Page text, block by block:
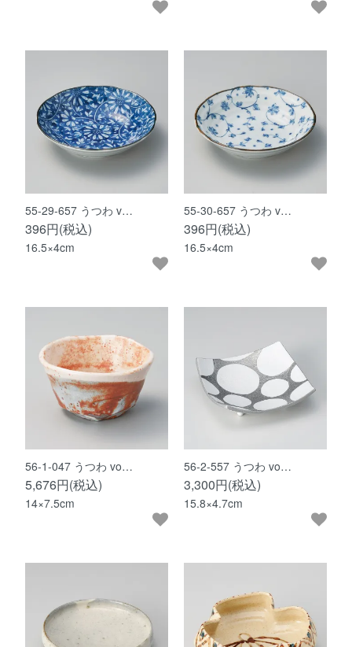
55-29-657 うつわ v…
396円(税込)
16.5×4cm
55-30-657 うつわ v…
396円(税込)
16.5×4cm
56-1-047 うつわ vo…
5,676円(税込)
14×7.5cm
56-2-557 うつわ vo…
3,300円(税込)
15.8×4.7cm